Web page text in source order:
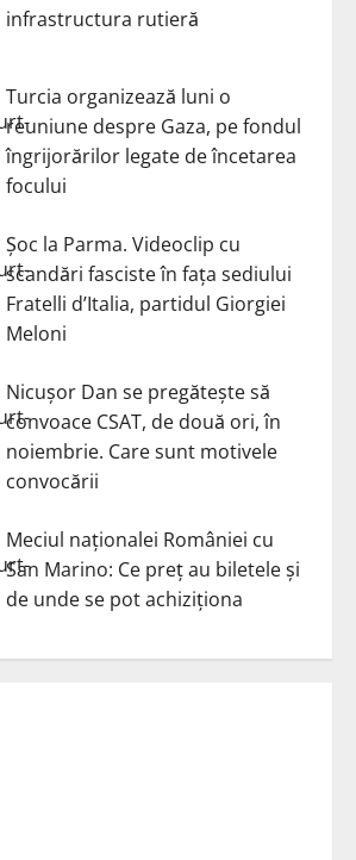
infrastructura rutieră
Turcia organizează luni o
reuniune despre Gaza, pe fondul
îngrijorărilor legate de încetarea
focului
Șoc la Parma. Videoclip cu
scandări fasciste în fața sediului
Fratelli d’Italia, partidul Giorgiei
Meloni
Nicuşor Dan se pregăteşte să
convoace CSAT, de două ori, în
noiembrie. Care sunt motivele
convocării
Meciul naționalei României cu
San Marino: Ce preț au biletele și
de unde se pot achiziționa